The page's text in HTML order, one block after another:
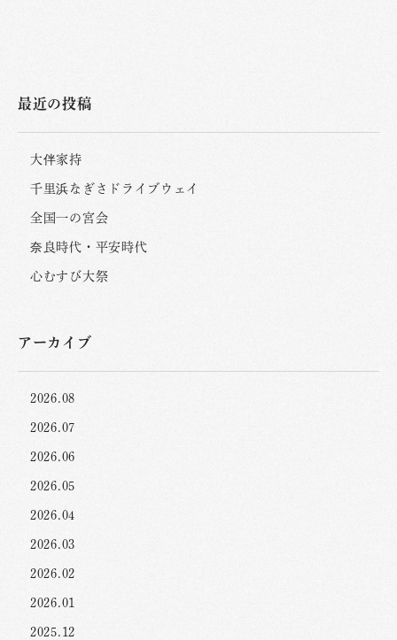
最近の投稿
大伴家持
千里浜なぎさドライブウェイ
全国一の宮会
奈良時代・平安時代
心むすび大祭
アーカイブ
2026.08
2026.07
2026.06
2026.05
2026.04
2026.03
2026.02
2026.01
2025.12